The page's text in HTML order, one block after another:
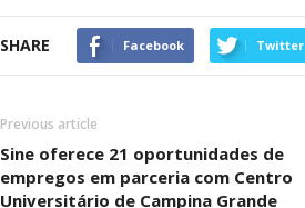
SHARE Facebook Twitter
Previous article
Sine oferece 21 oportunidades de
empregos em parceria com Centro
Universitário de Campina Grande